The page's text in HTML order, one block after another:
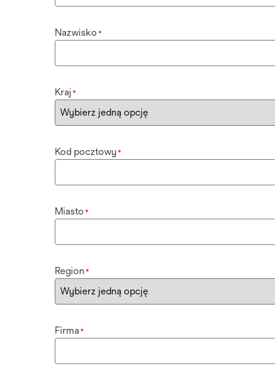
Nazwisko *
Kraj *
Kod pocztowy *
Miasto *
Region *
Firma *